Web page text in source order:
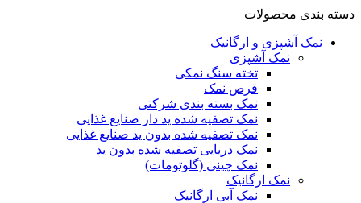
دسته بندی محصولات
نمک آشپزی و ارگانیک
نمک آشپزی
تخته سنگ نمکی
قرص نمک
نمک بسته بندی شرکتی
نمک تصفیه شده ید دار صنایع غذایی
نمک تصفیه شده بدون ید صنایع غذایی
نمک دریایی تصفیه شده بدون ید
نمک چینی (گلوتومات)
نمک ارگانیک
نمک آبی ارگانیک